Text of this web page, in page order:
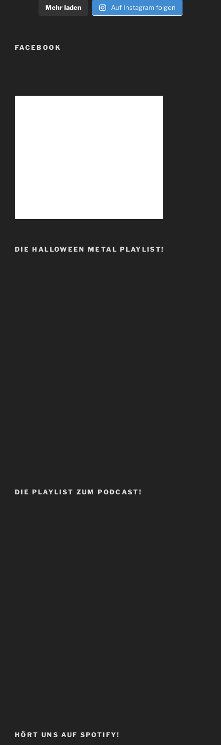
Mehr laden Auf Instagram folgen
FACEBOOK
DIE HALLOWEEN METAL PLAYLIST!
DIE PLAYLIST ZUM PODCAST!
HÖRT UNS AUF SPOTIFY!